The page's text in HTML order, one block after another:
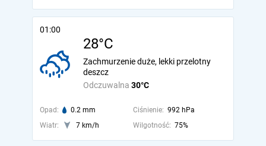
01:00
28°C
Odczuwalna 30°C
Zachmurzenie duże, lekki przelotny
deszcz
Opad: 0.2 mm Ciśnienie: 992 hPa
Wiatr:
7 km/h Wilgotność: 75%